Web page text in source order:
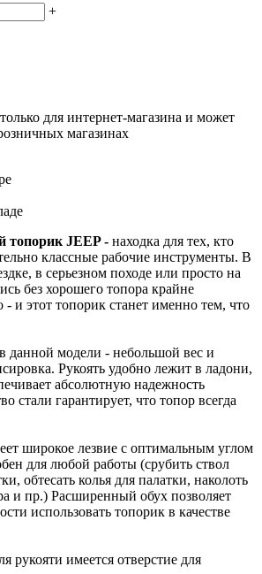
+
для интернет-магазина и может
магазинах
топорик JEEP - находка для тех, кто
классные рабочие инструменты. В
в серьезном походе или просто на
без хорошего топора крайне
- и этот топорик станет именно тем, что
данной модели - небольшой вес и
Рукоять удобно лежит в ладони,
абсолютную надежность
стали гарантирует, что топор всегда
широкое лезвие с оптимальным углом
для любой работы (срубить ствол
обтесать колья для палатки, наколоть
и пр.) Расширенный обух позволяет
использовать топорик в качестве
рукояти имеется отверстие для